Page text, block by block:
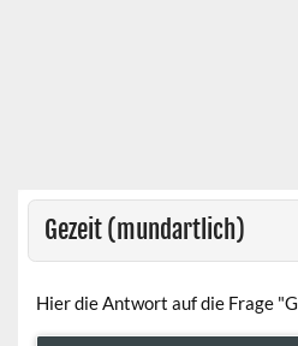
Gezeit (mundartlich)
Hier die Antwort auf die Frage